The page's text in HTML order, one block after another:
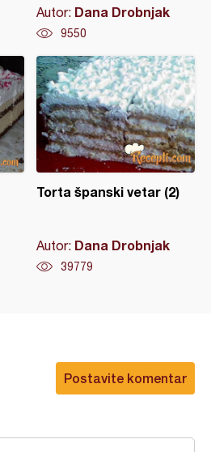
Autor: Dana Drobnjak
9550
Torta španski vetar (2)
Autor: Dana Drobnjak
39779
Postavite komentar